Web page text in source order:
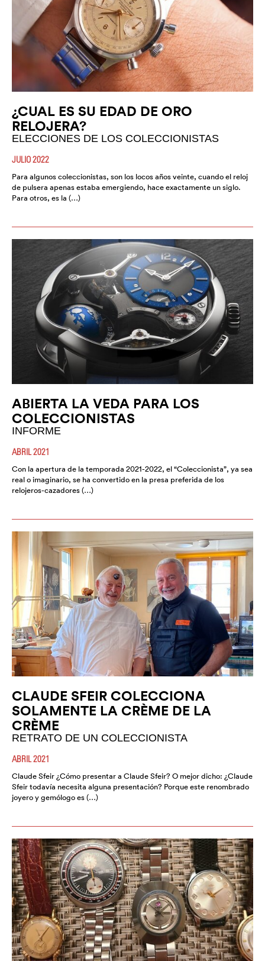
¿CUAL ES SU EDAD DE ORO
RELOJERA?
ELECCIONES DE LOS COLECCIONISTAS
JULIO 2022
Para algunos coleccionistas, son los locos años veinte, cuando el reloj
de pulsera apenas estaba emergiendo, hace exactamente un siglo.
Para otros, es la (…)
ABIERTA LA VEDA PARA LOS
COLECCIONISTAS
INFORME
ABRIL 2021
Con la apertura de la temporada 2021-2022, el “Coleccionista”, ya sea
real o imaginario, se ha convertido en la presa preferida de los
relojeros-cazadores (…)
CLAUDE SFEIR COLECCIONA
SOLAMENTE LA CRÈME DE LA
CRÈME
RETRATO DE UN COLECCIONISTA
ABRIL 2021
Claude Sfeir ¿Cómo presentar a Claude Sfeir? O mejor dicho: ¿Claude
Sfeir todavía necesita alguna presentación? Porque este renombrado
joyero y gemólogo es (…)